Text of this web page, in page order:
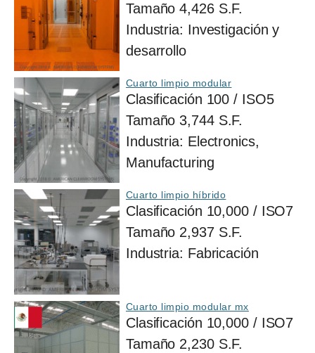
Tamaño 4,426 S.F.
Industria: Investigación y
desarrollo
Cuarto limpio modular
Clasificación 100 / ISO5
Tamaño 3,744 S.F.
Industria: Electronics,
Manufacturing
Cuarto limpio híbrido
Clasificación 10,000 / ISO7
Tamaño 2,937 S.F.
Industria: Fabricación
Cuarto limpio modular mx
Clasificación 10,000 / ISO7
Tamaño 2,230 S.F.